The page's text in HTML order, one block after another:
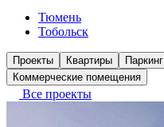
Тюмень
Тобольск
Проекты Квартиры Паркинг
Коммерческие помещения
Все проекты